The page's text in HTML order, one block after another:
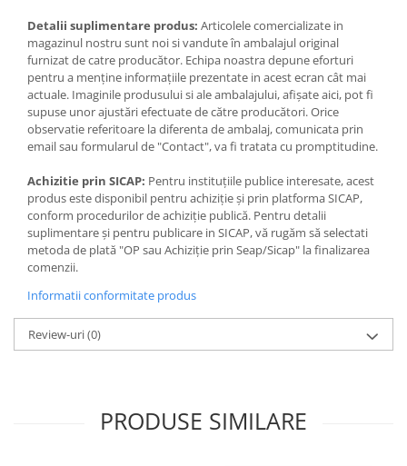
Detalii suplimentare produs: Articolele comercializate in
magazinul nostru sunt noi si vandute în ambalajul original
furnizat de catre producător. Echipa noastra depune eforturi
pentru a menține informațiile prezentate in acest ecran cât mai
actuale. Imaginile produsului si ale ambalajului, afișate aici, pot fi
supuse unor ajustări efectuate de către producători. Orice
observatie referitoare la diferenta de ambalaj, comunicata prin
email sau formularul de "Contact", va fi tratata cu promptitudine.
Achizitie prin SICAP: Pentru instituțiile publice interesate, acest
produs este disponibil pentru achiziție și prin platforma SICAP,
conform procedurilor de achiziție publică. Pentru detalii
suplimentare și pentru publicare in SICAP, vă rugăm să selectati
metoda de plată "OP sau Achiziție prin Seap/Sicap" la finalizarea
comenzii.
Informatii conformitate produs
Review-uri(0)
PRODUSE SIMILARE